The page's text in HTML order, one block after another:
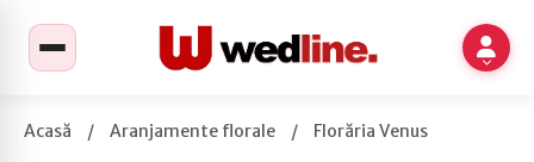
Acasă / Aranjamente florale / Florăria Venus